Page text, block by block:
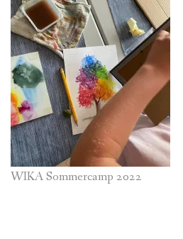
WIKA Sommercamp 2022